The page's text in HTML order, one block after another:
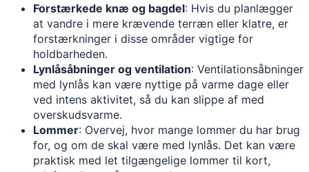
Forstærkede knæ og bagdel: Hvis du planlægger
at vandre i mere krævende terræn eller klatre, er
forstærkninger i disse områder vigtige for
holdbarheden.
Lynlåsåbninger og ventilation: Ventilationsåbninger
med lynlås kan være nyttige på varme dage eller
ved intens aktivitet, så du kan slippe af med
overskudsvarme.
Lommer: Overvej, hvor mange lommer du har brug
for, og om de skal være med lynlås. Det kan være
praktisk med let tilgængelige lommer til kort,